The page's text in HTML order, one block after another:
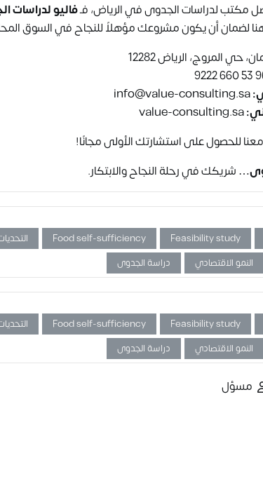
مكتب لدراسات الجدوى في الرياض، فـفاليو لدراسات
لضمان أن يكون مشروعك مؤهلاً للنجاح في السوق
حي المروج، الرياض 12282
info@value-consulting.sa
value-consulting.sa
للحصول على استشارتك الأولى مجانًا!
… شريكك في رحلة النجاح والابتكار.
Feasibility study
Food self-sufficiency
النمو الاقتصادي دراسة الجدوى
Feasibility study
Food self-sufficiency
النمو الاقتصادي دراسة الجدوى
مسؤل